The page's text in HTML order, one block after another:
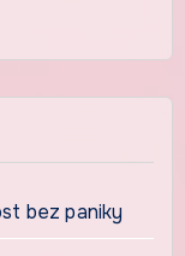
bez paniky